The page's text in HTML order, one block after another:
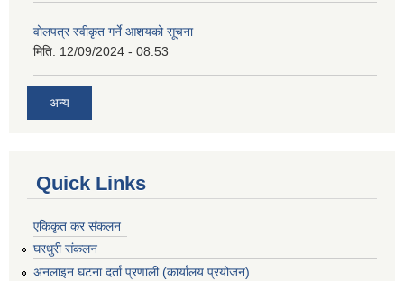
वोलपत्र स्वीकृत गर्ने आशयको सूचना
मिति: 12/09/2024 - 08:53
अन्य
Quick Links
एकिकृत कर संकलन
घरधुरी संकलन
अनलाइन घटना दर्ता प्रणाली (कार्यालय प्रयोजन)